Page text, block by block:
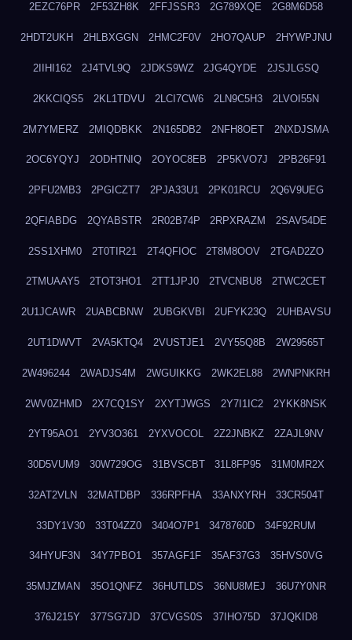
2EZC76PR 2F53ZH8K 2FFJSSR3 2G789XQE 2G8M6D58
2HDT2UKH 2HLBXGGN 2HMC2F0V 2HO7QAUP 2HYWPJNU
2IIHI162 2J4TVL9Q 2JDKS9WZ 2JG4QYDE 2JSJLGSQ
2KKCIQS5 2KL1TDVU 2LCI7CW6 2LN9C5H3 2LVOI55N
2M7YMERZ 2MIQDBKK 2N165DB2 2NFH8OET 2NXDJSMA
2OC6YQYJ 2ODHTNIQ 2OYOC8EB 2P5KVO7J 2PB26F91
2PFU2MB3 2PGICZT7 2PJA33U1 2PK01RCU 2Q6V9UEG
2QFIABDG 2QYABSTR 2R02B74P 2RPXRAZM 2SAV54DE
2SS1XHM0 2T0TIR21 2T4QFIOC 2T8M8OOV 2TGAD2ZO
2TMUAAY5 2TOT3HO1 2TT1JPJ0 2TVCNBU8 2TWC2CET
2U1JCAWR 2UABCBNW 2UBGKVBI 2UFYK23Q 2UHBAVSU
2UT1DWVT 2VA5KTQ4 2VUSTJE1 2VY55Q8B 2W29565T
2W496244 2WADJS4M 2WGUIKKG 2WK2EL88 2WNPNKRH
2WV0ZHMD 2X7CQ1SY 2XYTJWGS 2Y7I1IC2 2YKK8NSK
2YT95AO1 2YV3O361 2YXVOCOL 2Z2JNBKZ 2ZAJL9NV
30D5VUM9 30W729OG 31BVSCBT 31L8FP95 31M0MR2X
32AT2VLN 32MATDBP 336RPFHA 33ANXYRH 33CR504T
33DY1V30 33T04ZZ0 3404O7P1 3478760D 34F92RUM
34HYUF3N 34Y7PBO1 357AGF1F 35AF37G3 35HVS0VG
35MJZMAN 35O1QNFZ 36HUTLDS 36NU8MEJ 36U7Y0NR
376J215Y 377SG7JD 37CVGS0S 37IHO75D 37JQKID8